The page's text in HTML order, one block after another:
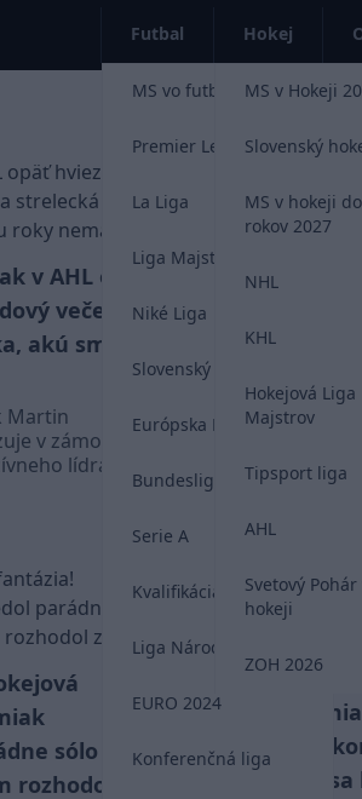
Futbal
MS vo futbale 2026
Premier League
La Liga
Liga Majstrov
Niké Liga
Slovenský futbal
Európska Liga
Bundesliga
Serie A
Kvalifikácia MS 2026
Liga Národov
EURO 2024
Konferenčná liga
Hokej
MS v Hokeji
Slovenský
MS v hokeji
rokov 2027
NHL
KHL
Hokejová Liga
Majstrov
Tipsport liga
AHL
Svetový Pohár
hokeji
ZOH 2026
v AHL opäť
večer a
akú sme tu
Martin
v zámorskej
lídra.
Slovenská
rozrastá:
v ktorom žiari
Devätnásťročný
hokejový útočník
dočkal zaslúženej
AHL
sólo a
rozhodol
VIDEO
skóroval a
gólov. Dočká